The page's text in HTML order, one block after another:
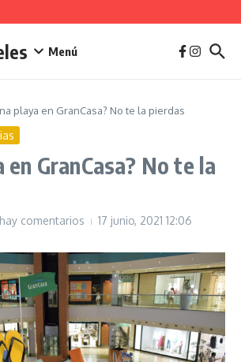
Descubre el Parque del Agua Luis Buñuel: tu oasis
Plan de Acción del Ruido de Zaragoza 2025-
2029: Implicaciones y Objetivos
Menú
playa en GranCasa? No te la pierdas
en GranCasa? No te la
comentarios 17 junio, 2021 12:06